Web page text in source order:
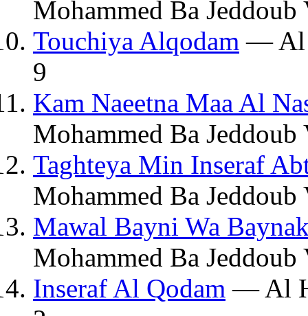
Mohammed Ba Jeddoub
Touchiya Alqodam — Al
9
Kam Naeetna Maa Al
Mohammed Ba Jeddoub
Taghteya Min Inseraf
Mohammed Ba Jeddoub
Mawal Bayni Wa
Mohammed Ba Jeddoub
Inseraf Al Qodam — Al